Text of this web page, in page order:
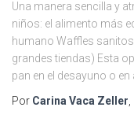
Una manera sencilla y
niños: el alimento más
humano Waffles
grandes tiendas) Esta
pan en el desayuno o
Por Carina Vaca Zeller